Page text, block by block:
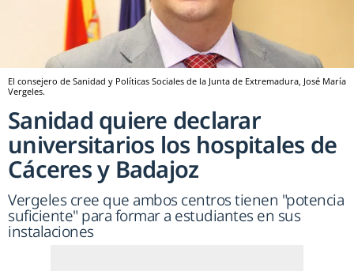
El consejero de Sanidad y Políticas Sociales de la Junta de Extremadura, José María
Vergeles.
Sanidad quiere declarar
universitarios los hospitales de
Cáceres y Badajoz
Vergeles cree que ambos centros tienen "potencia
suficiente" para formar a estudiantes en sus
instalaciones